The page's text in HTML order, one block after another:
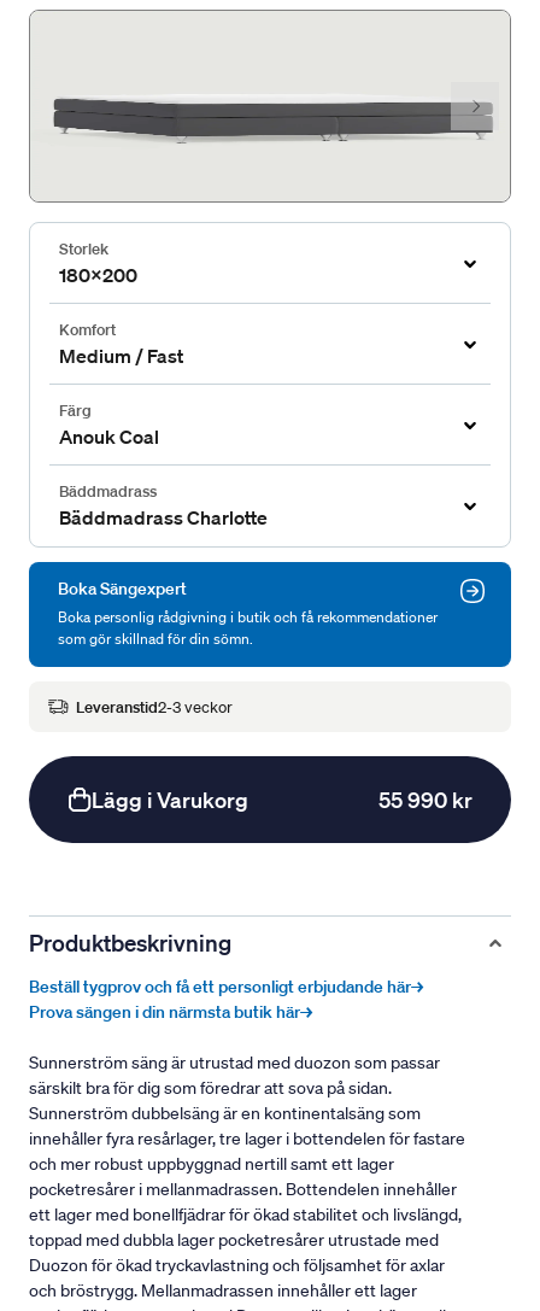
Storlek
180x200
Komfort
Medium / Fast
Färg
Anouk Coal
Bäddmadrass
Bäddmadrass Charlotte
Boka Sängexpert
Boka personlig rådgivning i butik och få rekommendationer
som gör skillnad för din sömn.
Leveranstid2-3 veckor
Lägg i Varukorg 55 990 kr
Produktbeskrivning
Beställ tygprov och få ett personligt erbjudande här→
Prova sängen i din närmsta butik här→
Sunnerström säng är utrustad med duozon som passar
särskilt bra för dig som föredrar att sova på sidan.
Sunnerström dubbelsäng är en kontinentalsäng som
innehåller fyra resårlager, tre lager i bottendelen för fastare
och mer robust uppbyggnad nertill samt ett lager
pocketresårer i mellanmadrassen. Bottendelen innehåller
ett lager med bonellfjädrar för ökad stabilitet och livslängd,
toppad med dubbla lager pocketresårer utrustade med
Duozon för ökad tryckavlastning och följsamhet för axlar
och bröstrygg. Mellanmadrassen innehåller ett lager